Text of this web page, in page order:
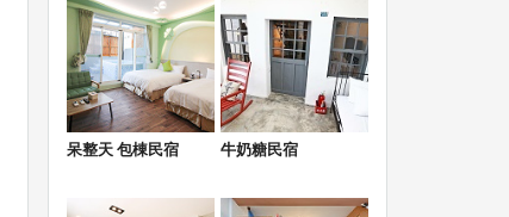
呆整天 包棟民宿 牛奶糖民宿